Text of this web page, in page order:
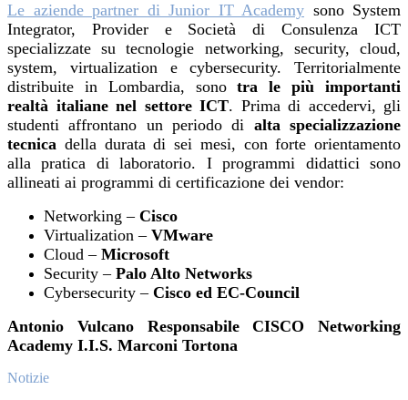
Le aziende partner di Junior IT Academy sono System
Integrator, Provider e Società di Consulenza ICT
specializzate su tecnologie networking, security, cloud,
system, virtualization e cybersecurity. Territorialmente
distribuite in Lombardia, sonotra le più importanti
realtà italiane nel settore ICT. Prima di accedervi, gli
studenti affrontano un periodo di alta specializzazione
tecnica della durata di sei mesi, con forte orientamento
alla pratica di laboratorio. I programmi didattici sono
allineati ai programmi di certificazione dei vendor:
Networking – Cisco
Virtualization – VMware
Cloud – Microsoft
Security – Palo Alto Networks
Cybersecurity – Cisco ed EC-Council
Antonio Vulcano Responsabile CISCO Networking
Academy I.I.S. Marconi Tortona
Notizie